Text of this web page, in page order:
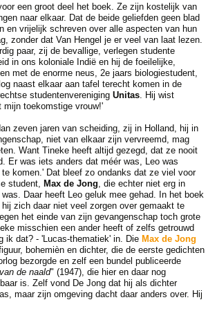
een groot deel het boek. Ze zijn kostelijk van
naar elkaar. Dat de beide geliefden geen blad
en vrijelijk schreven over alle aspecten van hun
zonder dat Van Hengel je er veel van laat lezen.
paar, zij de bevallige, verlegen studente
in ons koloniale Indië en hij de foeilelijke,
met de enorme neus, 2e jaars biologiestudent,
naast elkaar aan tafel terecht komen in de
studentenvereniging Unitas. Hij wist
toekomstige vrouw!'
zeven jaren van scheiding, zij in Holland, hij in
niet van elkaar zijn vervreemd, mag
Want Tineke heeft altijd gezegd, dat ze nooit
Er was iets anders dat méér was, Leo was
komen.' Dat bleef zo ondanks dat ze viel voor
student,
Max de Jong , die echter niet erg in
Daar heeft Leo geluk mee gehad. In het boek
zich daar niet veel zorgen over gemaakt te
het einde van zijn gevangenschap toch grote
misschien een ander heeft of zelfs getrouwd
ik dat? - 'Lucas-thematiek' in. Die Max de Jong
bohemièn en dichter, die de eerste gedichten
bezorgde en zelf een bundel publiceerde
de naald" (1947), die hier en daar nog
is. Zelf vond De Jong dat hij als dichter
maar zijn omgeving dacht daar anders over. Hij